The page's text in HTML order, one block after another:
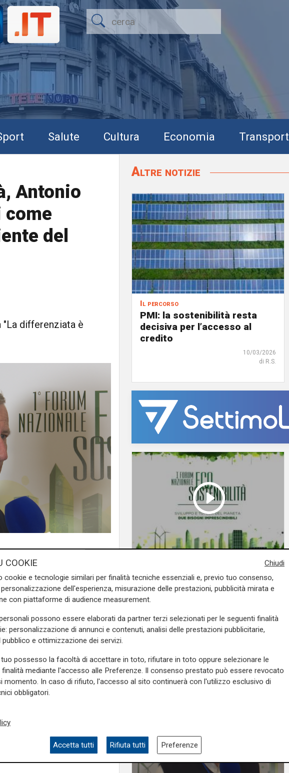
Salute Cultura Economia Transport
Antonio
come
del
differenziata è
ai microfoni di Telenord durante
sua diciamo costruzione
della sostenibilità portata a
ai lavori che in qualche
nei fatti però con dei piccoli
a trasmettere informazioni
le capacità in questo Paese
nella direzione di avere un
Altre notizie
Il percorso
PMI: la sostenibilità resta
decisiva per l’accesso al
credito
10/03/2026
di R.S.
territori nella legalita’
06/06/2025
Chiudi
COOKIE
cookie e tecnologie similari per finalità tecniche essenziali e, previo tuo consenso,
dell'esperienza, misurazione delle prestazioni, pubblicità mirata e
con piattaforme di audience measurement.
possono essere elaborati da partner terzi selezionati per le seguenti finalità
personalizzazione di annunci e contenuti, analisi delle prestazioni pubblicitarie,
pubblico e ottimizzazione dei servizi.
tuo possesso la facoltà di accettare in toto, rifiutare in toto oppure selezionare le
mediante l'accesso alle Preferenze. Il consenso prestato può essere revocato
momento. In caso di rifiuto, l'accesso al sito continuerà con l'utilizzo esclusivo di
obbligatori.
Accetta tutti Rifiuta tutti Preferenze